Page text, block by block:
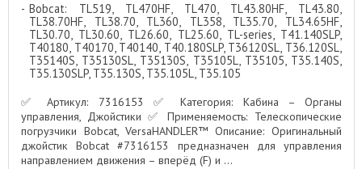
Bobcat: TL519, TL470HF, TL470, TL43.80HF, TL43.80,
TL38.70HF, TL38.70, TL360, TL358, TL35.70, TL34.65HF,
TL30.70, TL30.60, TL26.60, TL25.60, TL-series, T41.140SLP,
T40180, T40170, T40140, T40.180SLP, T36120SL, T36.120SL,
T35140S, T35130SL, T35130S, T35105L, T35105, T35.140S,
T35.130SLP, T35.130S, T35.105L, T35.105
✅ Артикул: 7316153 ✅ Категория: Кабина – Органы
управления, Джойстики ✅ Применяемость: Телескопические
погрузчики Bobcat, VersaHANDLER™ Описание: Оригинальный
джойстик Bobcat #7316153 предназначен для управления
направлением движения – вперёд (F) и ...